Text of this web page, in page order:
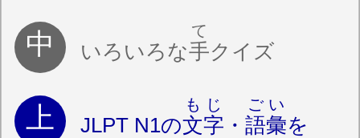
いろいろな手
て
クイズ
JLPT N1の文字
もじ
・ 語彙
ごい
を